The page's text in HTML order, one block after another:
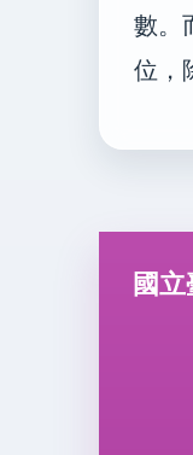
數。
位，
國